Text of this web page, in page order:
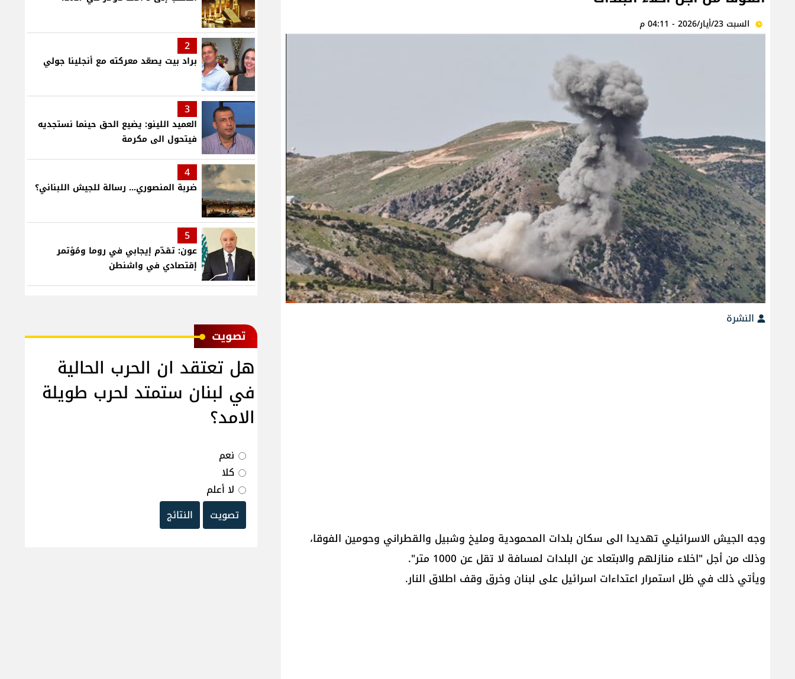
السبت 23/أيار/2026 - 04:11 م
النشرة
وجه ​الجيش الاسرائيلي​ تهديدا الى سكان بلدات المحمودية ومليخ وشبيل والقطراني وحومين الفوقا،
وذلك من أجل "اخلاء منازلهم والابتعاد عن البلدات لمسافة لا تقل عن 1000 متر".
ويأتي ذلك في ظل استمرار اعتداءات اسرائيل على لبنان وخرق وقف اطلاق النار.
2
براد بيت يصعّد معركته مع أنجلينا جولي
3
العميد اللينو: يضيع الحق حينما نستجديه
فيتحول الى مكرمة
4
ضربة المنصوري... رسالة للجيش اللبناني؟
5
عون: تقدّم إيجابي في روما ومُؤتمر
إقتصادي في واشنطن
ﺗﺼﻮﻳﺖ
هل تعتقد ان الحرب الحالية
في لبنان ستمتد لحرب طويلة
الامد؟
نعم
كلا
لا أعلم
تصويت
النتائج